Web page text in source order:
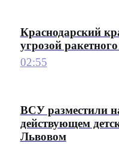
Краснодарский
угрозой
02:55
ВСУ разместили
действующем
Львовом